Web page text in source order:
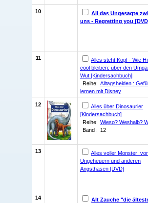
10
All das Ungesagte
uns - Regretting you
11
Alles steht Kopf - Wie
cool bleiben: über den
Wut [Kindersachbuch]
Reihe: Alltagshelden :
lernen mit Disney
12
Alles über Dinosaurier
[Kindersachbuch]
Reihe: Wieso? Weshalb?
Band : 12
13
Alles voller Monster:
Ungeheuern und anderen
Angsthasen [DVD]
14
Alt Zauche "die